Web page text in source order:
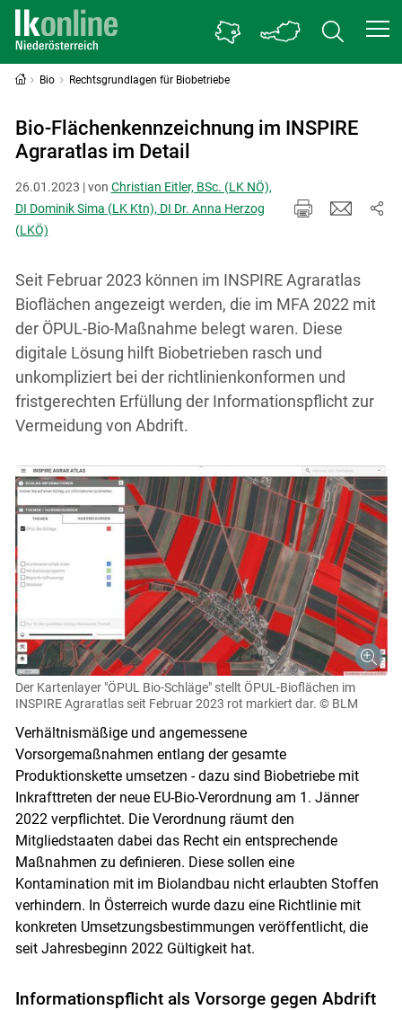
Bio Rechtsgrundlagen für Biobetriebe
Bio-Flächenkennzeichnung im INSPIRE
Agraratlas im Detail
26.01.2023 | von Christian Eitler, BSc. (LK NÖ),
DI Dominik Sima (LK Ktn), DI Dr. Anna Herzog
(LKÖ)
Seit Februar 2023 können im INSPIRE Agraratlas
Bioflächen angezeigt werden, die im MFA 2022 mit
der ÖPUL-Bio-Maßnahme belegt waren. Diese
digitale Lösung hilft Biobetrieben rasch und
unkompliziert bei der richtlinienkonformen und
fristgerechten Erfüllung der Informationspflicht zur
Vermeidung von Abdrift.
Der Kartenlayer "ÖPUL Bio-Schläge" stellt ÖPUL-Bioflächen im
INSPIRE Agraratlas seit Februar 2023 rot markiert dar. © BLM
Verhältnismäßige und angemessene
Vorsorgemaßnahmen entlang der gesamte
Produktionskette umsetzen - dazu sind Biobetriebe mit
Inkrafttreten der neue EU-Bio-Verordnung am 1. Jänner
2022 verpflichtet. Die Verordnung räumt den
Mitgliedstaaten dabei das Recht ein entsprechende
Maßnahmen zu definieren. Diese sollen eine
Kontamination mit im Biolandbau nicht erlaubten Stoffen
verhindern. In Österreich wurde dazu eine Richtlinie mit
konkreten Umsetzungsbestimmungen veröffentlicht, die
seit Jahresbeginn 2022 Gültigkeit hat.
Informationspflicht als Vorsorge gegen Abdrift